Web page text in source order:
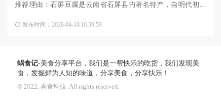
推荐理由：石屏豆腐是云南省石屏县的著名特产，自明代初叶
质地细腻，味道鲜美，且无石膏豆腐的腥气、苦涩味及石膏渣
发布时间：2026-04-10 16:59:59
蜗食记-美食分享平台，我们是一帮快乐的吃货，我们发现美
食，发掘鲜为人知的味道，分享美食，分享快乐！
© 2022, 喜食科技. All rights reserved.